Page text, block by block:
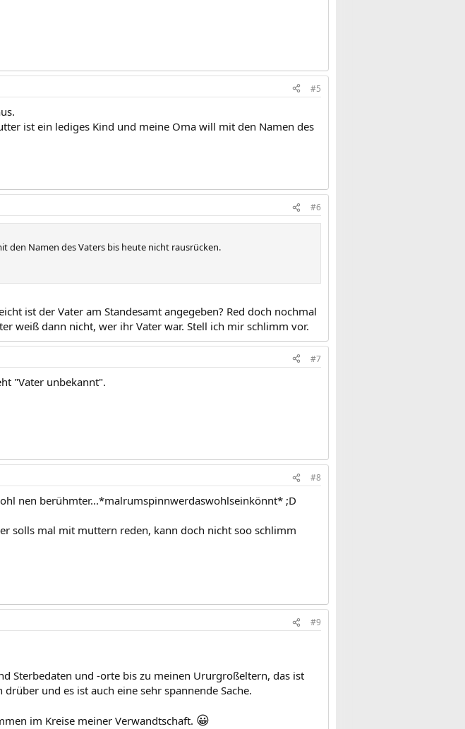
#5
ist ein lediges Kind und meine Oma will mit den Namen des
#6
den Namen des Vaters bis heute nicht rausrücken.
ist der Vater am Standesamt angegeben? Red doch nochmal
weiß dann nicht, wer ihr Vater war. Stell ich mir schlimm vor.
#7
"Vater unbekannt".
#8
nen berühmter...*malrumspinnwerdaswohlseinkönnt* ;D
solls mal mit muttern reden, kann doch nicht soo schlimm
#9
Sterbedaten und -orte bis zu meinen Ururgroßeltern, das ist
und es ist auch eine sehr spannende Sache.
im Kreise meiner Verwandtschaft. 😀